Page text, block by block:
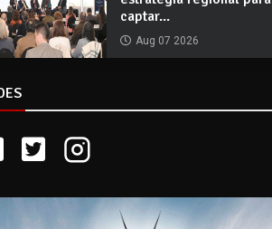
captar...
Aug 07 2026